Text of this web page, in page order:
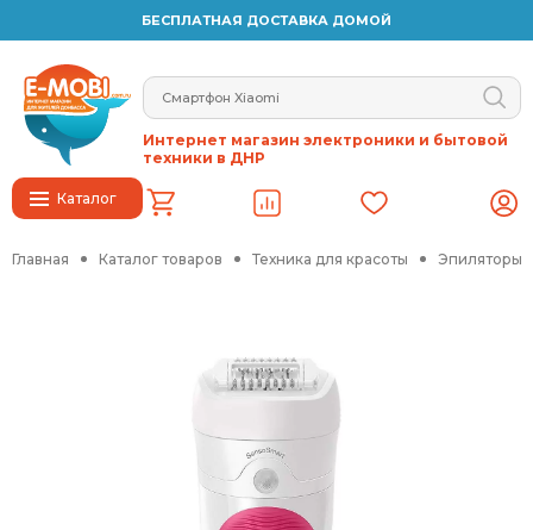
БЕСПЛАТНАЯ ДОСТАВКА ДОМОЙ
Каталог
Интернет магазин электроники и бытовой
техники в ДНР
Главная Каталог товаров Техника для красоты Эпиляторы